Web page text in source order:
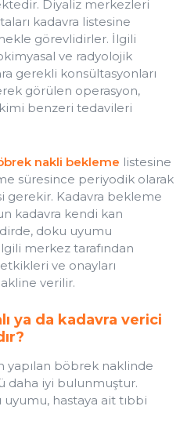
Diyaliz merkezleri
kadavra listesine
görevlidirler. İlgili
ve radyolojik
gerekli konsültasyonları
görülen operasyon,
benzeri tedavileri
nakli bekleme listesine
süresince periyodik olarak
Kadavra bekleme
kadavra kendi kan
doku uyumu
merkez tarafından
ve onayları
verilir.
ya da kadavra verici
yapılan böbrek naklinde
daha iyi bulunmuştur.
hastaya ait tıbbi